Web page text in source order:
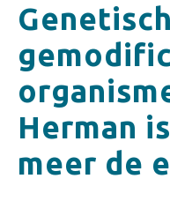
Genetisch
Herman
meer de